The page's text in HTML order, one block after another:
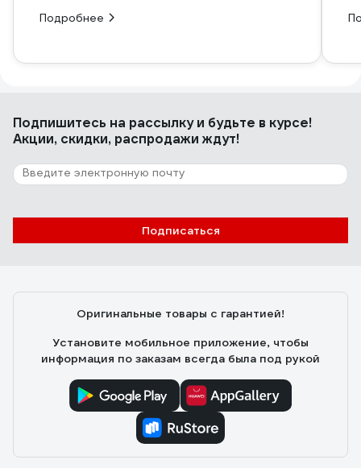
Подробнее
Подпишитесь на рассылкуи будьте в курсе!
Акции, скидки, распродажи ждут!
Подписаться
Оригинальные товары с гарантией!
Установите мобильное приложение, чтобы
информация по заказам всегда была под рукой